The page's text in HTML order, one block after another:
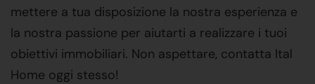
mettere a tua disposizione la nostra esperienza e
la nostra passione per aiutarti a realizzare i tuoi
obiettivi immobiliari. Non aspettare, contatta Ital
Home oggi stesso!